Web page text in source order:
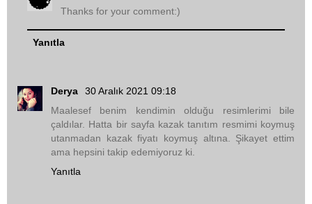
Thanks for your comment:)
Yanıtla
Derya
30 Aralık 2021 09:18
Maalesef benim kendimin olduğu resimlerimi bile
çaldılar. Hatta bir sayfa kazak tanıtım resmimi koymuş
utanmadan kazak fiyatı koymuş altına. Şikayet ettim
ama hepsini takip edemiyoruz ki.
Yanıtla